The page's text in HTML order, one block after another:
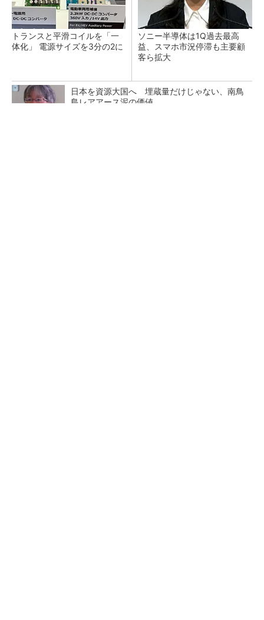
トランスと平滑コイルを「一
体化」 電源サイズを3分の2に
ソニー半導体は1Q過去最高
益、スマホ市況停滞も主要顧
客ら拡大
日本を資源大国へ 埋蔵量だけじゃない、南鳥
島レアアース泥の価値